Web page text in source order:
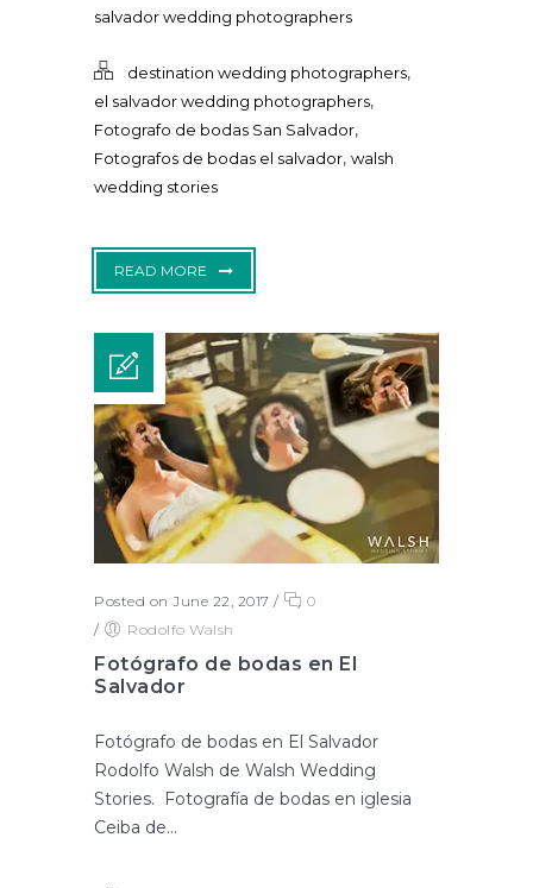
salvador wedding photographers
destination wedding photographers,
el salvador wedding photographers,
Fotografo de bodas San Salvador,
Fotografos de bodas el salvador, walsh
wedding stories
READ MORE
Posted on June 22, 2017 /
0
/
Rodolfo Walsh
Fotógrafo de bodas en El
Salvador
Fotógrafo de bodas en El Salvador
Rodolfo Walsh de Walsh Wedding
Stories. Fotografía de bodas en iglesia
Ceiba de...